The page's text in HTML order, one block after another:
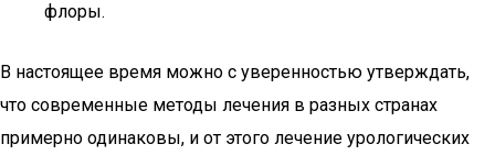
флоры.
В настоящее время можно с уверенностью утверждать,
что современные методы лечения в разных странах
примерно одинаковы, и от этого лечение урологических